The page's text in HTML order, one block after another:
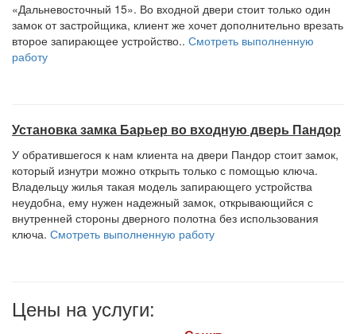
«Дальневосточный 15». Во входной двери стоит только один
замок от застройщика, клиент же хочет дополнительно врезать
второе запирающее устройство.. Смотреть выполненную
работу
Установка замка Барьер во входную дверь Пандор
У обратившегося к нам клиента на двери Пандор стоит замок,
который изнутри можно открыть только с помощью ключа.
Владельцу жилья такая модель запирающего устройства
неудобна, ему нужен надежный замок, открывающийся с
внутренней стороны дверного полотна без использования
ключа. Смотреть выполненную работу
Цены на услуги: